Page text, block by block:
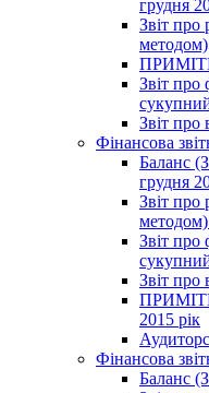
грудня
Звіт про
методом)
Звіт про
Звіт про
Фінансова
Баланс
грудня
Звіт про
методом)
Звіт про
Звіт про
2015 рік
Фінансова
Баланс